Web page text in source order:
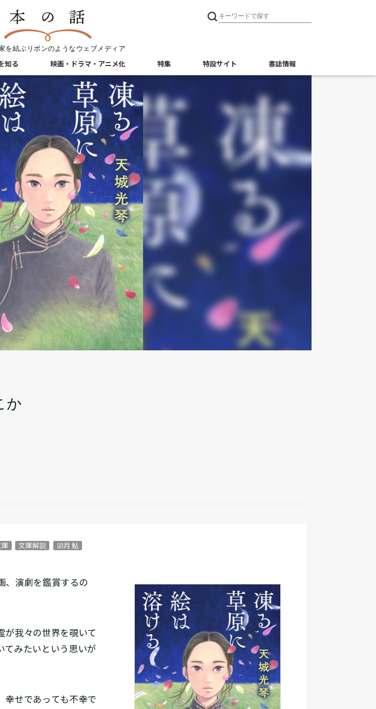
を結ぶリボンのようなウェブメディア
知る 映画・ドラマ・アニメ化 特集 特設サイト 書誌情報
か
文庫解説 卯月 鮎
、演劇を鑑賞するの
が我々の世界を覗いて
てみたいという思いが
せであっても不幸で